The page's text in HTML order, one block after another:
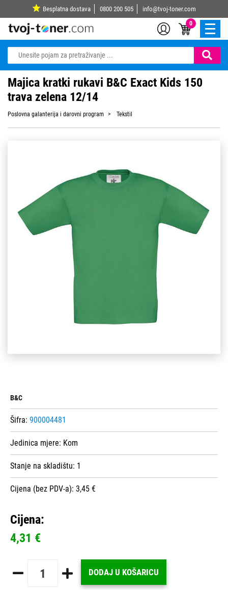
Besplatna dostava 0800 200 505 info@tvoj-toner.com
0
Majica kratki rukavi B&C Exact Kids 150
trava zelena 12/14
Poslovna galanterija i darovni program Tekstil
B&C
Šifra: 900004481
Jedinica mjere: Kom
Stanje na skladištu: 1
Cijena (bez PDV-a): 3,45 €
Cijena:
4,31 €
DODAJ U KOŠARICU